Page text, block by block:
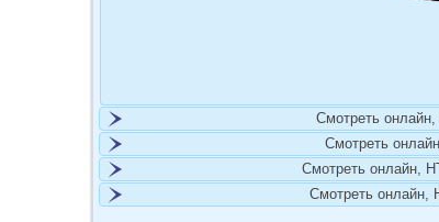
Смотреть
Смотреть
Смотреть онлайн,
Смотреть онлайн,